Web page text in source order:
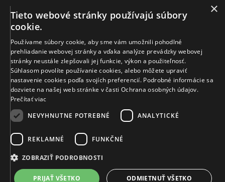
5 655 €
VIAC INFO
KONTAKT
Naše klenotníctva
Sídlo spoločnosti
© MIKUŠ DIAMONDS, A.S. 2026. VŠETKY PRÁVA VYHRADENÉ.
×
Tieto webové stránky používajú súbory
cookie.
Používame súbory cookie, aby sme vám umožnili pohodlné
prehliadanie webovej stránky a vďaka analýze prevádzky webovej
stránky neustále zlepšovali jej funkcie, výkon a použiteľnosť.
Súhlasom povolíte používanie cookies, alebo môžete upraviť
nastavenie cookies podľa svojích preferencií. Podrobné informácie sa
dozviete na našej web stránke v časti Ochrana osobných údajov.
Prečítať viac
NEVYHNUTNE POTREBNÉ
ANALYTICKÉ
REKLAMNÉ FUNKČNÉ
ZOBRAZIŤ PODROBNOSTI
PRIJAŤ VŠETKO ODMIETNUŤ VŠETKO